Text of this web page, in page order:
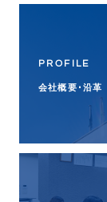
PROFILE
会社概要･沿革